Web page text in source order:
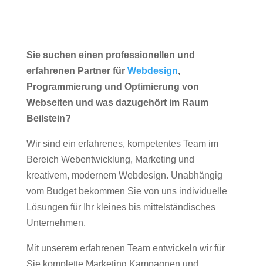
Sie suchen einen professionellen und
erfahrenen Partner für Webdesign,
Programmierung und Optimierung von
Webseiten und was dazugehört im Raum
Beilstein?
Wir sind ein erfahrenes, kompetentes Team im
Bereich Webentwicklung, Marketing und
kreativem, modernem Webdesign. Unabhängig
vom Budget bekommen Sie von uns individuelle
Lösungen für Ihr kleines bis mittelständisches
Unternehmen.
Mit unserem erfahrenen Team entwickeln wir für
Sie komplette Marketing Kampagnen und